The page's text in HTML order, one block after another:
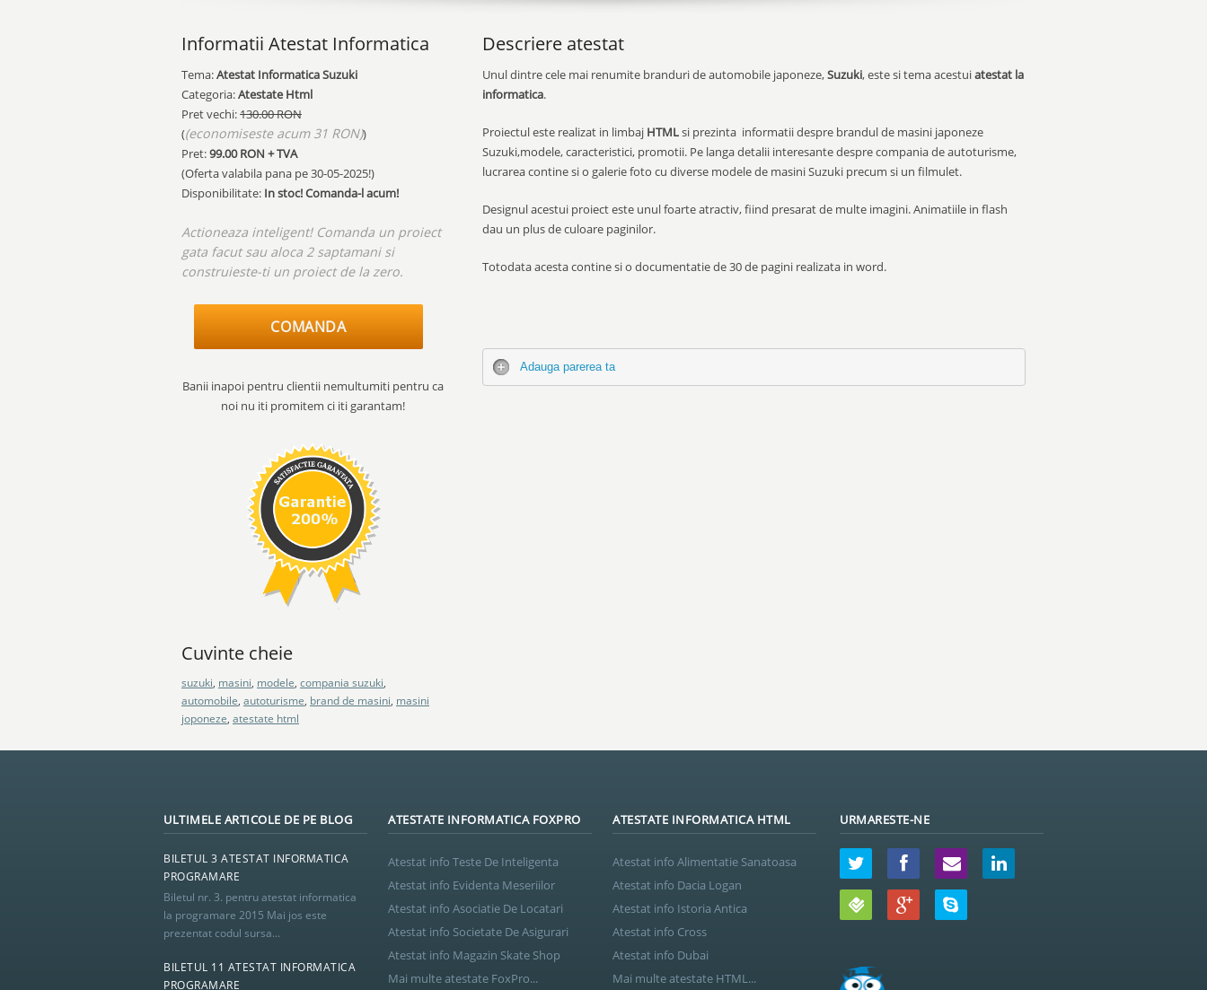
Informatii Atestat Informatica
Tema:Atestat Informatica Suzuki
Categoria:Atestate Html
Pret vechi:130.00 RON
((economiseste acum 31 RON))
Pret:99.00RON + TVA
(Oferta valabila pana pe30-05-2025!)
Disponibilitate: In stoc! Comanda-l acum!
Actioneaza inteligent! Comanda un proiect
gata facut sau aloca 2 saptamani si
construieste-ti un proiect de la zero.
COMANDA
Banii inapoi pentru clientii nemultumiti pentru ca
noi nu iti promitem ci iti garantam!
Cuvinte cheie
suzuki, masini, modele, compania suzuki,
automobile, autoturisme, brand de masini, masini
joponeze, atestate html
Descriere atestat
Unul dintre cele mai renumite branduri de automobile japoneze,Suzuki, este si tema acestuiatestat la
informatica.
Proiectul este realizat in limbaj HTMLsi prezinta informatii despre brandul de masini japoneze
Suzuki,modele, caracteristici, promotii. Pe langa detalii interesante despre compania de autoturisme,
lucrarea contine si o galerie foto cu diverse modele de masini Suzuki precum si un filmulet.
Designul acestui proiect este unul foarte atractiv, fiind presarat de multe imagini. Animatiile in flash
dau un plus de culoare paginilor.
Totodata acesta contine si o documentatie de 30 de pagini realizata in word.
Adauga parerea ta
ULTIMELE ARTICOLE DE PE BLOG
BILETUL 3 ATESTAT INFORMATICA
PROGRAMARE
Biletul nr. 3. pentru atestat informatica
la programare 2015 Mai jos este
prezentat codul sursa...
BILETUL 11 ATESTAT INFORMATICA
PROGRAMARE
ATESTATE INFORMATICA FOXPRO
Atestat info Teste De Inteligenta
Atestat info Evidenta Meseriilor
Atestat info Asociatie De Locatari
Atestat info Societate De Asigurari
Atestat info Magazin Skate Shop
Mai multe atestate FoxPro...
ATESTATE INFORMATICA HTML
Atestat info Alimentatie Sanatoasa
Atestat info Dacia Logan
Atestat info Istoria Antica
Atestat info Cross
Atestat info Dubai
Mai multe atestate HTML...
URMARESTE-NE